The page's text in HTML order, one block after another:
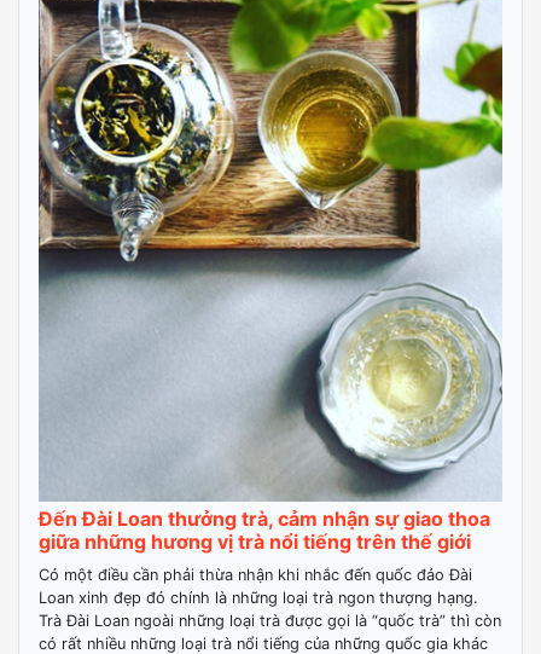
Đến Đài Loan thưởng trà, cảm nhận sự giao thoa
giữa những hương vị trà nổi tiếng trên thế giới
Có một điều cần phải thừa nhận khi nhắc đến quốc đảo Đài
Loan xinh đẹp đó chính là những loại trà ngon thượng hạng.
Trà Đài Loan ngoài những loại trà được gọi là “quốc trà” thì còn
có rất nhiều những loại trà nổi tiếng của những quốc gia khác